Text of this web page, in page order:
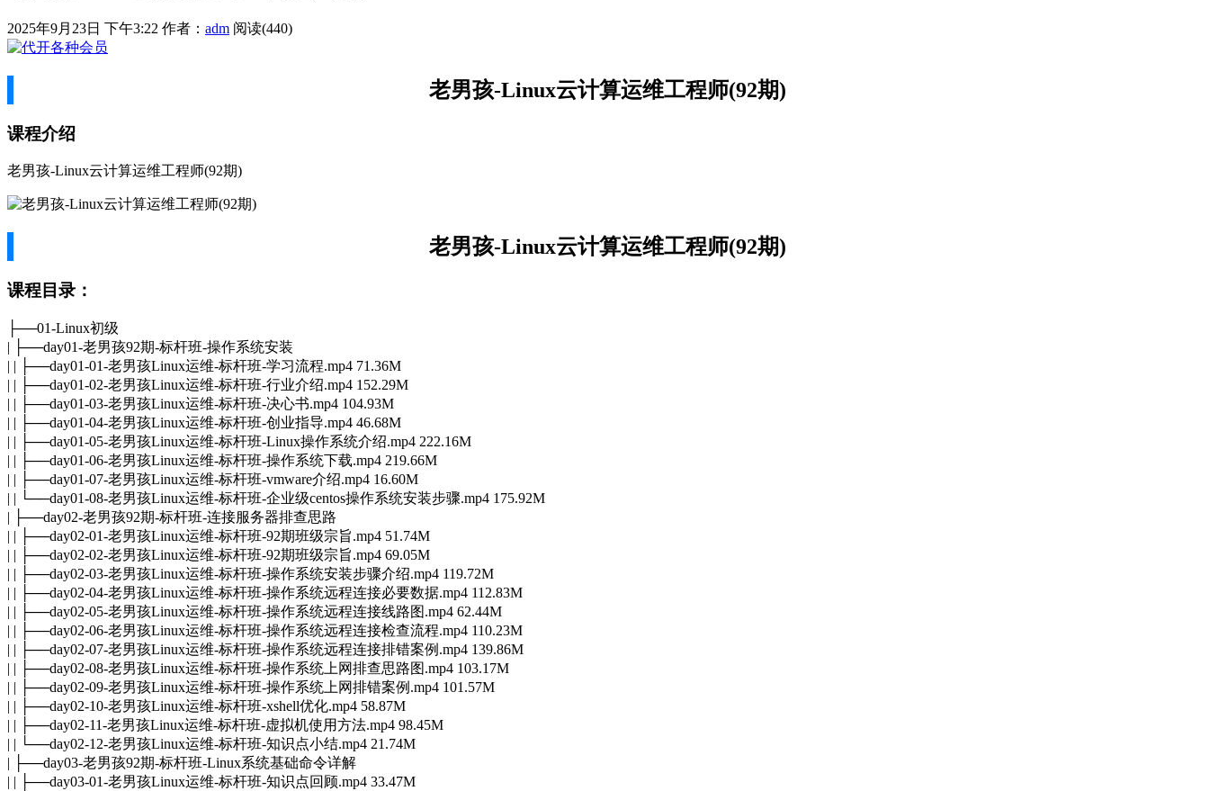
2025年9月23日 下午3:22 作者： adm 阅读(440)
老男孩-Linux云计算运维工程师(92期)
课程介绍
老男孩-Linux云计算运维工程师(92期)
老男孩-Linux云计算运维工程师(92期)
课程目录：
├──01-Linux初级
| ├──day01-老男孩92期-标杆班-操作系统安装
| | ├──day01-01-老男孩Linux运维-标杆班-学习流程.mp4 71.36M
| | ├──day01-02-老男孩Linux运维-标杆班-行业介绍.mp4 152.29M
| | ├──day01-03-老男孩Linux运维-标杆班-决心书.mp4 104.93M
| | ├──day01-04-老男孩Linux运维-标杆班-创业指导.mp4 46.68M
| | ├──day01-05-老男孩Linux运维-标杆班-Linux操作系统介绍.mp4 222.16M
| | ├──day01-06-老男孩Linux运维-标杆班-操作系统下载.mp4 219.66M
| | ├──day01-07-老男孩Linux运维-标杆班-vmware介绍.mp4 16.60M
| | └──day01-08-老男孩Linux运维-标杆班-企业级centos操作系统安装步骤.mp4 175.92M
| ├──day02-老男孩92期-标杆班-连接服务器排查思路
| | ├──day02-01-老男孩Linux运维-标杆班-92期班级宗旨.mp4 51.74M
| | ├──day02-02-老男孩Linux运维-标杆班-92期班级宗旨.mp4 69.05M
| | ├──day02-03-老男孩Linux运维-标杆班-操作系统安装步骤介绍.mp4 119.72M
| | ├──day02-04-老男孩Linux运维-标杆班-操作系统远程连接必要数据.mp4 112.83M
| | ├──day02-05-老男孩Linux运维-标杆班-操作系统远程连接线路图.mp4 62.44M
| | ├──day02-06-老男孩Linux运维-标杆班-操作系统远程连接检查流程.mp4 110.23M
| | ├──day02-07-老男孩Linux运维-标杆班-操作系统远程连接排错案例.mp4 139.86M
| | ├──day02-08-老男孩Linux运维-标杆班-操作系统上网排查思路图.mp4 103.17M
| | ├──day02-09-老男孩Linux运维-标杆班-操作系统上网排错案例.mp4 101.57M
| | ├──day02-10-老男孩Linux运维-标杆班-xshell优化.mp4 58.87M
| | ├──day02-11-老男孩Linux运维-标杆班-虚拟机使用方法.mp4 98.45M
| | └──day02-12-老男孩Linux运维-标杆班-知识点小结.mp4 21.74M
| ├──day03-老男孩92期-标杆班-Linux系统基础命令详解
| | ├──day03-01-老男孩Linux运维-标杆班-知识点回顾.mp4 33.47M